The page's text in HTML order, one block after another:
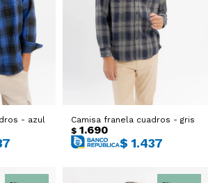
- azul Camisa franela cuadros - gris
$ 1.690
$ 1.437